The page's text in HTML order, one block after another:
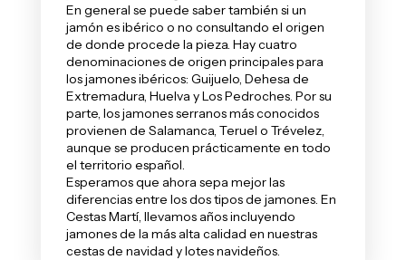
En general se puede saber también si un
jamón es ibérico o no consultando el origen
de donde procede la pieza. Hay cuatro
denominaciones de origen principales para
los jamones ibéricos: Guijuelo, Dehesa de
Extremadura, Huelva y Los Pedroches. Por su
parte, los jamones serranos más conocidos
provienen de Salamanca, Teruel o Trévelez,
aunque se producen prácticamente en todo
el territorio español.
Esperamos que ahora sepa mejor las
diferencias entre los dos tipos de jamones. En
Cestas Martí, llevamos años incluyendo
jamonesde la más alta calidad en nuestras
cestas de navidad ylotes navideños.